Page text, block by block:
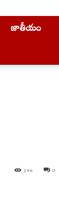
జాతీయం
0
196